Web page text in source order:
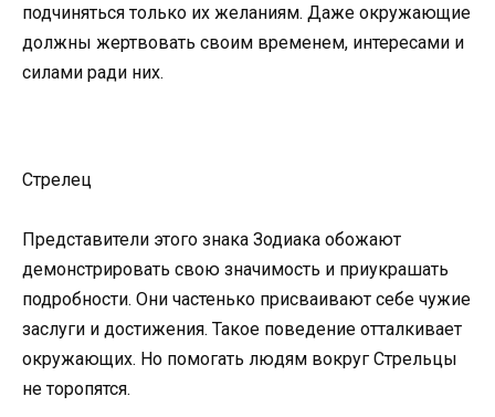
подчиняться только их желаниям. Даже окружающие
должны жертвовать своим временем, интересами и
силами ради них.
Стрелец
Представители этого знака Зодиака обожают
демонстрировать свою значимость и приукрашать
подробности. Они частенько присваивают себе чужие
заслуги и достижения. Такое поведение отталкивает
окружающих. Но помогать людям вокруг Стрельцы
не торопятся.